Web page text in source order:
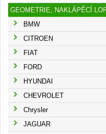
GEOMETRIE, NAKLÁPĚCÍ
BMW
CITROEN
FIAT
FORD
HYUNDAI
CHEVROLET
Chrysler
JAGUAR